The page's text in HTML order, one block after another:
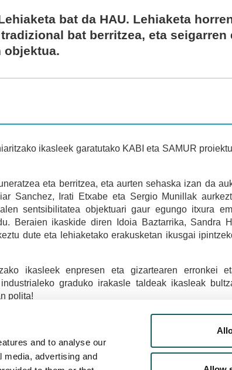
and to analyse our
media, advertising and
bat da HAU. Lehiaketa
bat berritzea, eta seigarren
objektua.
ikasleek garatutako KABI eta SAMUR
eta berritzea, eta aurten sehaska izan da
Sanchez, Irati Etxabe eta Sergio Munillak
sentsibilitatea objektuari gaur egungo itxura
Beraien ikaskide diren Idoia Baztarrika, Sandra
dute eta lehiaketako erakusketan ikusgai
ikasleek enpresen eta gizartearen erronkei
graduko irakasle taldeak ikasleak
polita!
egongo dira ikusgai irailaren amaierara arte.